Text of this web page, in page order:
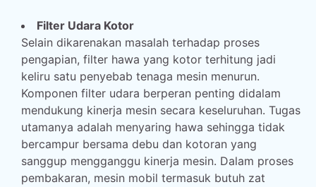
Filter Udara Kotor
Selain dikarenakan masalah terhadap proses
pengapian, filter hawa yang kotor terhitung jadi
keliru satu penyebab tenaga mesin menurun.
Komponen filter udara berperan penting didalam
mendukung kinerja mesin secara keseluruhan. Tugas
utamanya adalah menyaring hawa sehingga tidak
bercampur bersama debu dan kotoran yang
sanggup mengganggu kinerja mesin. Dalam proses
pembakaran, mesin mobil termasuk butuh zat